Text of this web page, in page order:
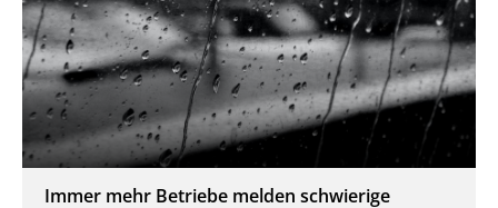
Immer mehr Betriebe melden schwierige